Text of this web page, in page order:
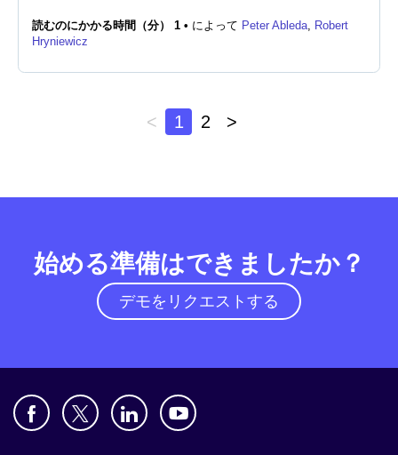
読むのにかかる時間（分） 1 • によって Peter Ableda, Robert
Hryniewicz
< 1 2 >
始める準備はできましたか？
デモをリクエストする